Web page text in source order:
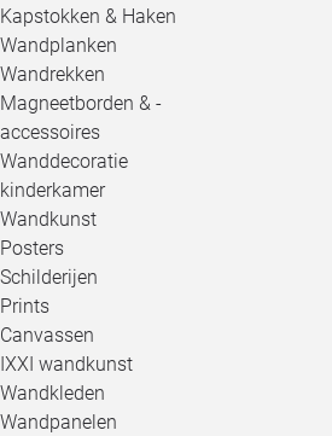
Kapstokken & Haken
Wandplanken
Wandrekken
Magneetborden & -
accessoires
Wanddecoratie
kinderkamer
Wandkunst
Posters
Schilderijen
Prints
Canvassen
IXXI wandkunst
Wandkleden
Wandpanelen